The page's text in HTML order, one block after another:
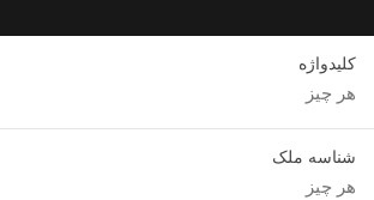
کلیدواژه
شناسه ملک